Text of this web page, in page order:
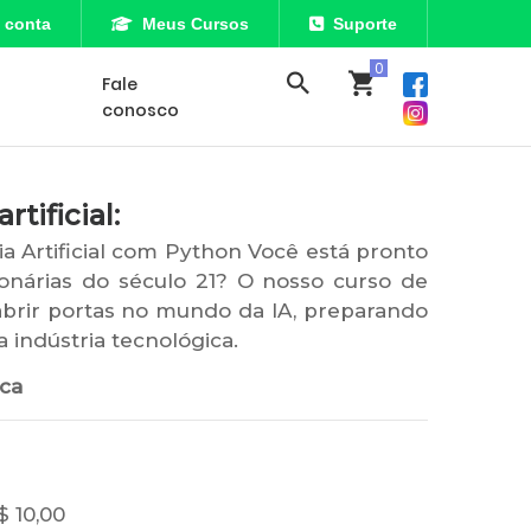
conta Meus Cursos Suporte
Fale
conosco
Artificial com Python Você está pronto
do século 21? O nosso curso de
portas no mundo da IA, preparando
indústria tecnológica.
10,00